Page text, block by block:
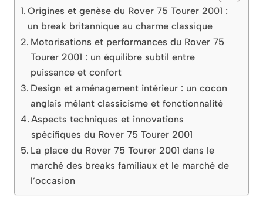
Origines et genèse du Rover 75 Tourer 2001 :
un break britannique au charme classique
Motorisations et performances du Rover 75
Tourer 2001 : un équilibre subtil entre
puissance et confort
Design et aménagement intérieur : un cocon
anglais mêlant classicisme et fonctionnalité
Aspects techniques et innovations
spécifiques du Rover 75 Tourer 2001
La place du Rover 75 Tourer 2001 dans le
marché des breaks familiaux et le marché de
l’occasion